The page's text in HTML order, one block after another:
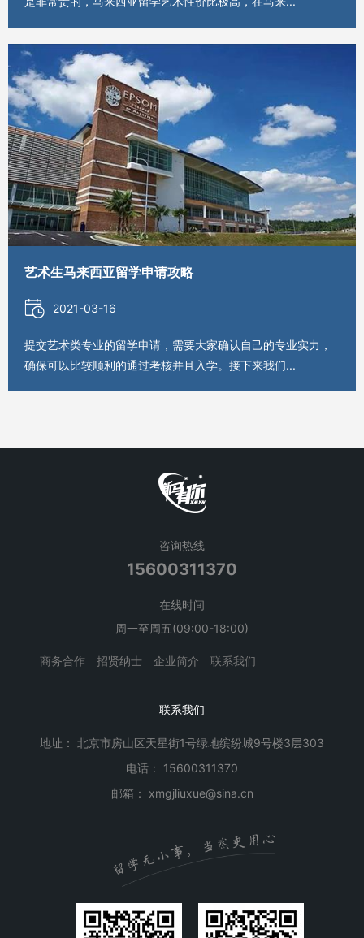
艺术生马来西亚留学申请攻略
2021-03-16
提交艺术类专业的留学申请，需要大家确认自己的专业实力，
确保可以比较顺利的通过考核并且入学。接下来我们...
咨询热线
15600311370
在线时间
周一至周五(09:00-18:00)
商务合作 招贤纳士 企业简介 联系我们
联系我们
地址： 北京市房山区天星街1号绿地缤纷城9号楼3层303
电话： 15600311370
邮箱： xmgjliuxue@sina.cn